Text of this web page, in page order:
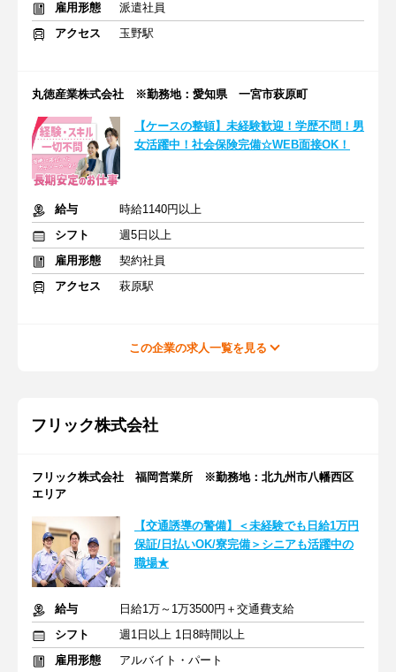
雇用形態
派遣社員
アクセス
玉野駅
丸徳産業株式会社 ※勤務地：愛知県 一宮市萩原町
【ケースの整頓】未経験歓迎！学歴不問！男
女活躍中！社会保険完備☆WEB面接OK！
給与
時給1140円以上
シフト
週5日以上
雇用形態
契約社員
アクセス
萩原駅
この企業の求人一覧を見る
フリック株式会社
フリック株式会社 福岡営業所 ※勤務地：北九州市八幡西区
エリア
【交通誘導の警備】＜未経験でも日給1万円
保証/日払いOK/寮完備＞シニアも活躍中の
職場★
給与
日給1万～1万3500円＋交通費支給
シフト
週1日以上 1日8時間以上
雇用形態
アルバイト・パート